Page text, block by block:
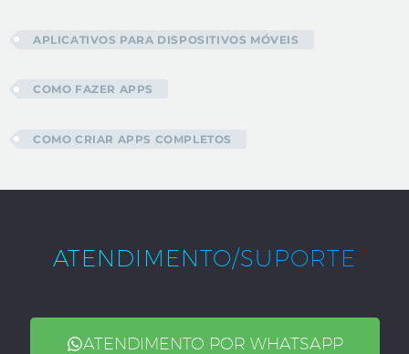
APLICATIVOS PARA DISPOSITIVOS MÓVEIS
COMO FAZER APPS
COMO CRIAR APPS COMPLETOS
ATENDIMENTO/SUPORTE
ATENDIMENTO POR WHATSAPP